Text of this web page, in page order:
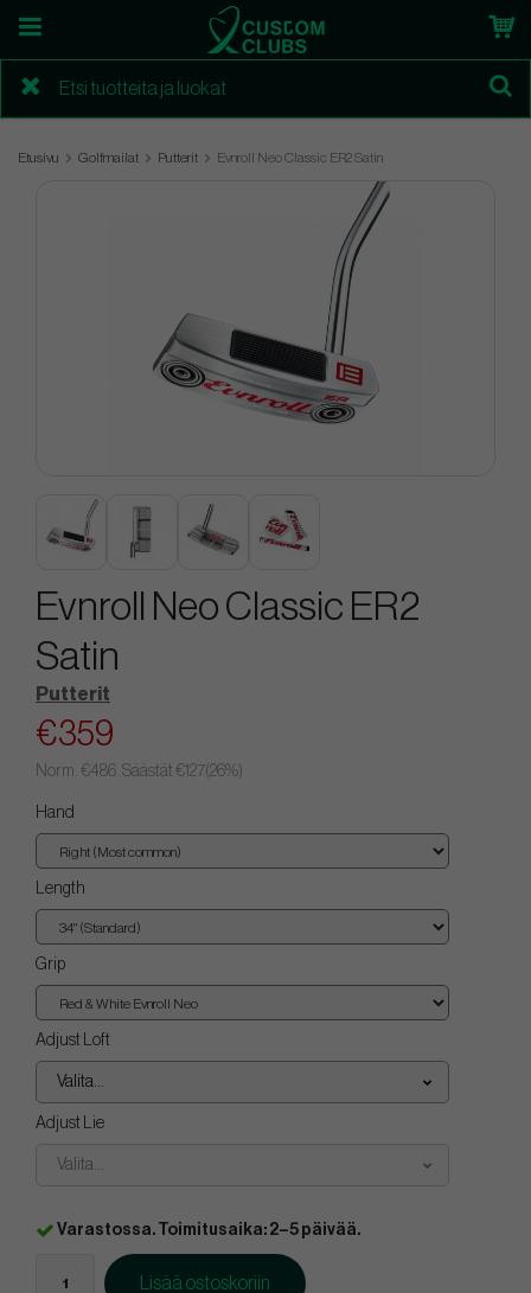
Etusivu Golfmailat Putterit Evnroll Neo Classic ER2 Satin
Evnroll Neo Classic ER2
Satin
Putterit
€359
Norm. €486. Säästät €127(26%)
Hand
Length
Grip
Adjust Loft
Valita...
Adjust Lie
Valita...
Varastossa. Toimitusaika: 2–5 päivää.
Lisää ostoskoriin